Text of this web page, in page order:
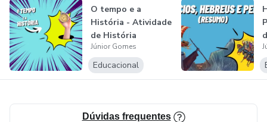
O tempo e a
História - Atividade
de História
Júnior Gomes
Educacional
Dúvidas frequentes